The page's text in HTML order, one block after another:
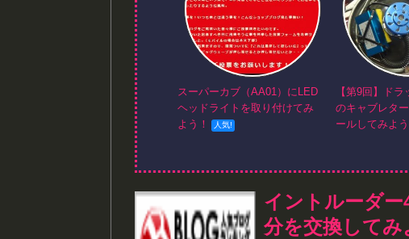
スーパーカブ（AA01）にLED
ヘッドライトを取り付けてみ
よう！
【第9回】ド
のキャブレタ
ールしてみよう
イントルーダ
分を交換してみ